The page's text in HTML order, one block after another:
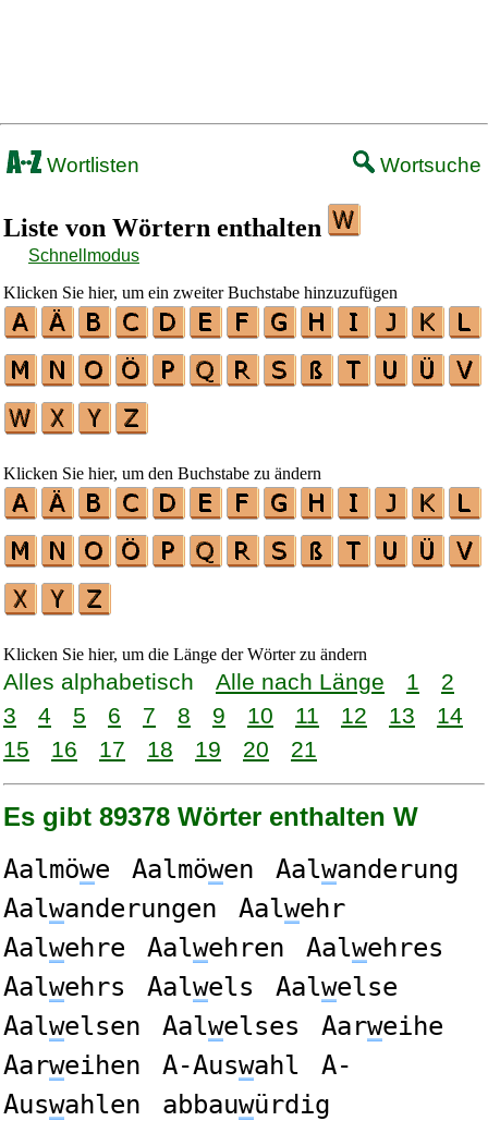
Wortlisten Wortsuche
Liste von Wörtern enthalten
Schnellmodus
Klicken Sie hier, um ein zweiter Buchstabe hinzuzufügen
Klicken Sie hier, um den Buchstabe zu ändern
Klicken Sie hier, um die Länge der Wörter zu ändern
Alles alphabetisch Alle nach Länge 1
2
3
4 5 6 7 8 9 10 11 12 13
14
15
16 17 18 19 20 21
Es gibt 89378 Wörter enthalten W
Aalmöwe Aalmöwen Aalwanderung
Aalwanderungen Aalwehr
Aalwehre Aalwehren Aalwehres
Aalwehrs Aalwels Aalwelse
Aalwelsen Aalwelses Aarweihe
Aarweihen A-Auswahl
A-
Auswahlen abbauwürdig